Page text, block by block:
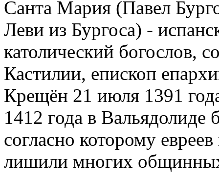
Санта Мария (Павел
Леви из Бургоса) -
католический богослов,
Кастилии, епископ
Крещён 21 июля 1391
1412 года в Вальядолиде
согласно которому
лишили многих